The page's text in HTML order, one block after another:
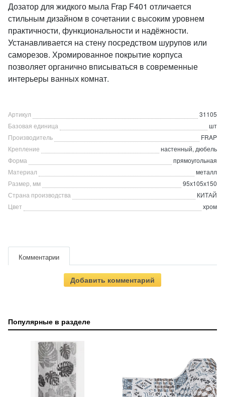
Дозатор для жидкого мыла Frap F401 отличается
стильным дизайном в сочетании с высоким уровнем
практичности, функциональности и надёжности.
Устанавливается на стену посредством шурупов или
саморезов. Хромированное покрытие корпуса
позволяет органично вписываться в современные
интерьеры ванных комнат.
Артикул
31105
Базовая единица
шт
Производитель
FRAP
Крепление
настенный, дюбель
Форма
прямоугольная
Материал
металл
Размер, мм
95х105х150
Страна производства
КИТАЙ
Цвет
хром
Комментарии
Добавить комментарий
Популярные в разделе